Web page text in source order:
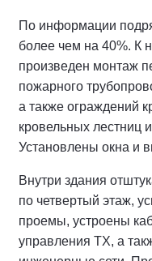
По информации
более чем на 40%. К
произведен монтаж
пожарного
а также ограждений
кровельных лестниц
Установлены окна и
Внутри здания
по четвертый этаж,
проемы, устроены
управления ТХ, а